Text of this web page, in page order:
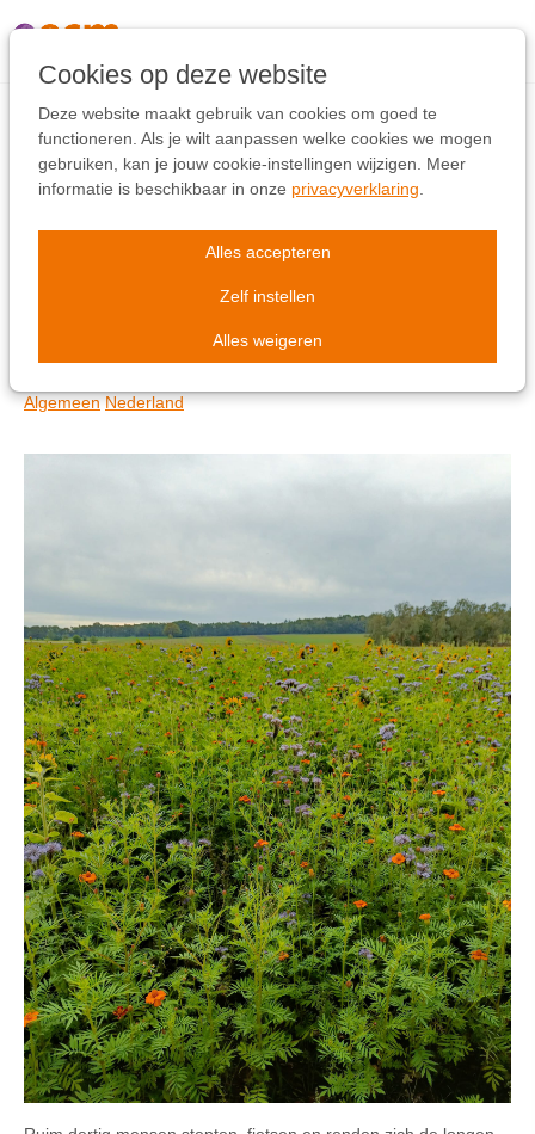
Cookies op deze website
Deze website maakt gebruik van cookies om goed te
functioneren. Als je wilt aanpassen welke cookies we mogen
gebruiken, kan je jouw cookie-instellingen wijzigen. Meer
informatie is beschikbaar in onze privacyverklaring
Alles accepteren
Zelf instellen
Alles weigeren
overslaan
naar
de
inhoud
Ga
naar
navigatie
Meters voor Missie: De
eindstand van de
Steprace 2024!
dinsdag 15 oktober 2024
Algemeen Nederland